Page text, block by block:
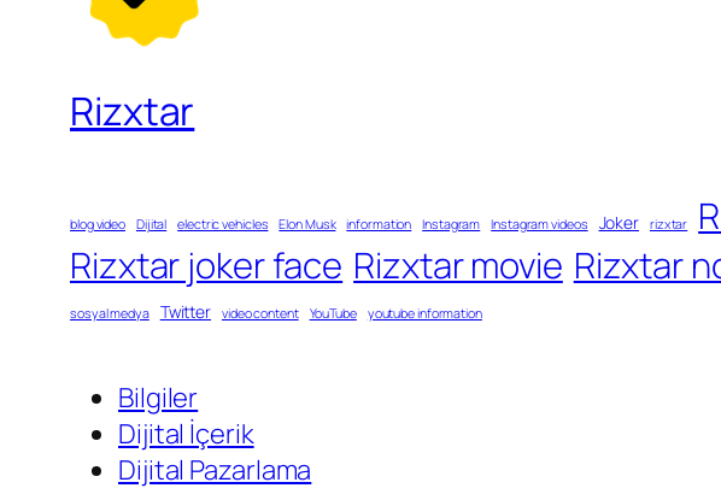
Rizxtar
blog video Dijital electric vehicles Elon Musk information Instagram Instagram videos Joker rizxtar
Rizxtar joker face Rizxtar movie Rizxtar
sosyal medya Twitter video content YouTube youtube information
Bilgiler
Dijital İçerik
Dijital Pazarlama